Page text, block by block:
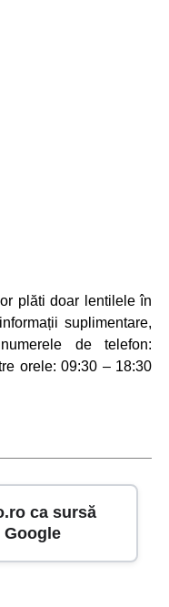
plăti doar lentilele în
suplimentare,
de telefon:
orele: 09:30 – 18:30
ca sursă
Google